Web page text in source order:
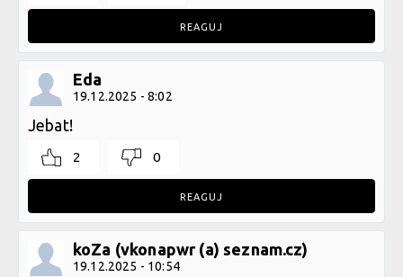
REAGUJ
Eda
19.12.2025 - 8:02
Jebat!
2 0
REAGUJ
koZa (vkonapwr (a) seznam.cz)
19.12.2025 - 10:54